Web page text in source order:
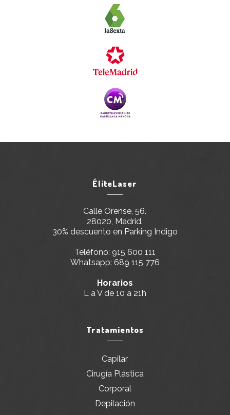
ÉliteLaser
Calle Orense, 56.
28020, Madrid.
30% descuento en Parking Indigo
Teléfono: 915 600 111
Whatsapp: 689 115 776
Horarios
L a V de 10 a 21h
Tratamientos
Capilar
Cirugía Plástica
Corporal
Depilación